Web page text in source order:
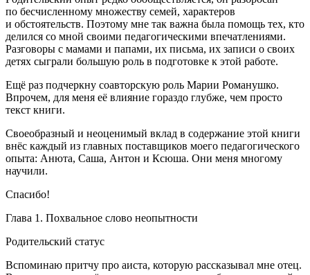
по бесчисленному множеству семей, характеров
и обстоятельств. Поэтому мне так важна была помощь тех, кто
делился со мной своими педагогическими впечатлениями.
Разговоры с мамами и папами, их письма, их записи о своих
детях сыграли большую роль в подготовке к этой работе.
Ещё раз подчеркну соавторскую роль Марии Романушко.
Впрочем, для меня её влияние гораздо глубже, чем просто
текст книги.
Своеобразный и неоценимый вклад в содержание этой книги
внёс каждый из главных поставщиков моего педагогического
опыта: Анюта, Саша, Антон и Ксюша. Они меня многому
научили.
Спасибо!
Глава 1. Похвальное слово неопытности
Родительский статус
Вспоминаю притчу про аиста, которую рассказывал мне отец.